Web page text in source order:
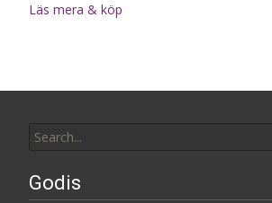
Läs mera & köp
for:
Godis